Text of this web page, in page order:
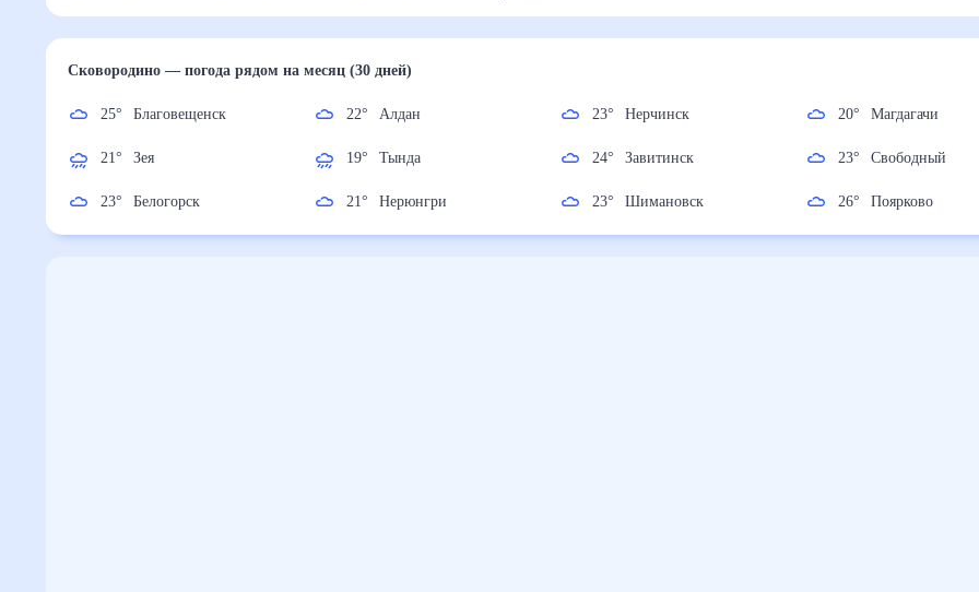
Сковородино — погода рядомна месяц (30 дней)
25° Благовещенск
21° Зея
23° Белогорск
22° Алдан
19° Тында
21° Нерюнгри
23° Нерчинск
24° Завитинск
23° Шимановск
20° Магдагачи
23° Свободный
26° Поярково